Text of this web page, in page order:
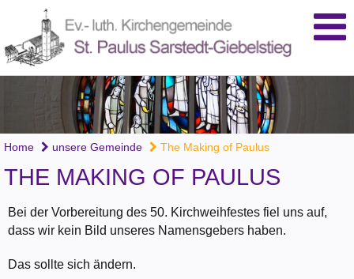
Home unsere Gemeinde The Making of Paulus
THE MAKING OF PAULUS
Bei der Vorbereitung des 50. Kirchweihfestes fiel uns auf,
dass wir kein Bild unseres Namensgebers haben.
Das sollte sich ändern.